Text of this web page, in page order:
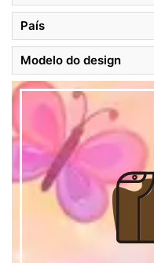
País
Modelo do design